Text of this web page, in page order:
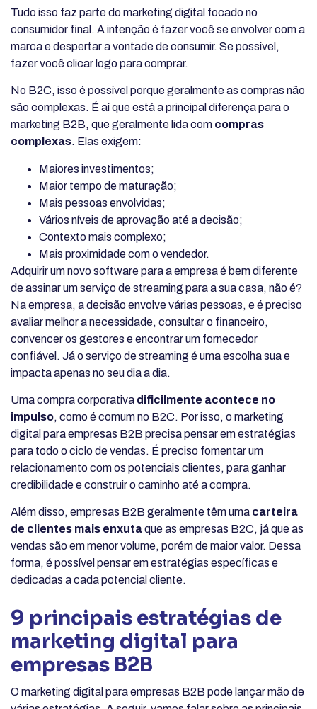
Tudo isso faz parte do marketing digital focado no
consumidor final. A intenção é fazer você se envolver com a
marca e despertar a vontade de consumir. Se possível,
fazer você clicar logo para comprar.
No B2C, isso é possível porque geralmente as compras não
são complexas. É aí que está a principal diferença para o
marketing B2B, que geralmente lida com compras
complexas. Elas exigem:
Maiores investimentos;
Maior tempo de maturação;
Mais pessoas envolvidas;
Vários níveis de aprovação até a decisão;
Contexto mais complexo;
Mais proximidade com o vendedor.
Adquirir um novo software para a empresa é bem diferente
de assinar um serviço de streaming para a sua casa, não é?
Na empresa, a decisão envolve várias pessoas, e é preciso
avaliar melhor a necessidade, consultar o financeiro,
convencer os gestores e encontrar um fornecedor
confiável. Já o serviço de streaming é uma escolha sua e
impacta apenas no seu dia a dia.
Uma compra corporativa dificilmente acontece no
impulso, como é comum no B2C. Por isso, o marketing
digital para empresas B2B precisa pensar em estratégias
para todo o ciclo de vendas. É preciso fomentar um
relacionamento com os potenciais clientes, para ganhar
credibilidade e construir o caminho até a compra.
Além disso, empresas B2B geralmente têm uma carteira
de clientes mais enxutaque as empresas B2C, já que as
vendas são em menor volume, porém de maior valor. Dessa
forma, é possível pensar em estratégias específicas e
dedicadas a cada potencial cliente.
9 principais estratégias de
marketing digital para
empresas B2B
O marketing digital para empresas B2B pode lançar mão de